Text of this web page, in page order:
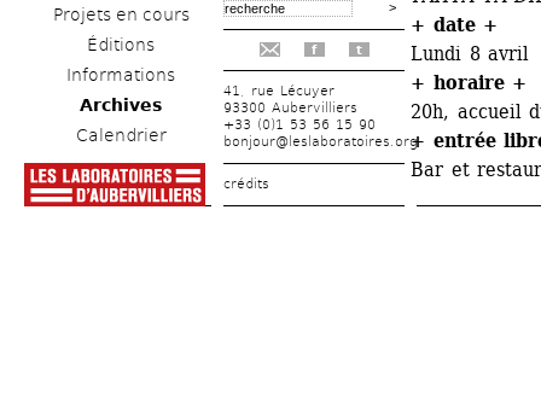
Projets en cours
Éditions
Informations
Archives
Calendrier
f t
41, rue Lécuyer
93300 Aubervilliers
+33 (0)1 53 56 15 90
bonjour@leslaboratoires.org
crédits
+ date +
Lundi 8 avril
+ horaire +
20h, accueil
+ entrée
Bar et